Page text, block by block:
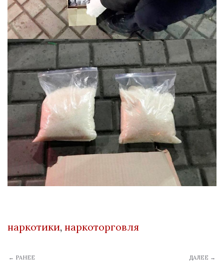
наркотики, наркоторговля
← РАНЕЕ ДАЛЕЕ →